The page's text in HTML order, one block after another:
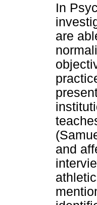
In
are
and